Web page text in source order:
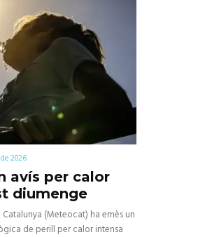
2026
avís per calor
diumenge
(Meteocat) ha emès un
de perill per calor intensa